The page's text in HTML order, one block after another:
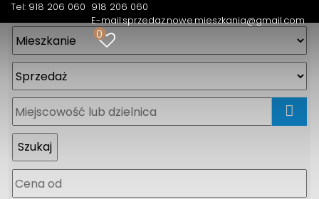
Tel: 918 206 060 918 206 060
E-mail:sprzedaz.nowe.mieszkania@gmail.com
0